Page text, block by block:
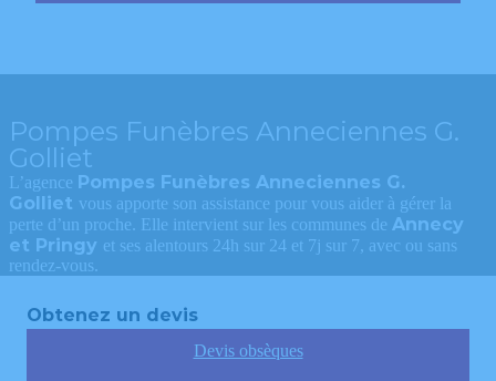
Pompes Funèbres Anneciennes G.
Golliet
L’agence Pompes Funèbres Anneciennes G.
Golliet vous apporte son assistance pour vous aider à gérer la
perte d’un proche. Elle intervient sur les communes de Annecy
et Pringy et ses alentours 24h sur 24 et 7j sur 7, avec ou sans
rendez-vous.
Obtenez un devis
Devis obsèques